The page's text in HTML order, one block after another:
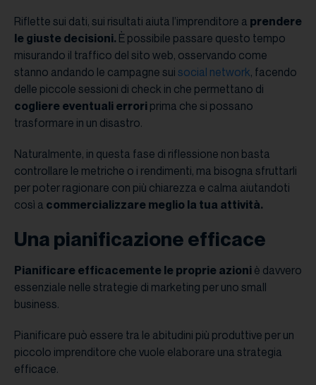
Riflette sui dati, sui risultati aiuta l’imprenditore a prendere
le giuste decisioni. È possibile passare questo tempo
misurando il traffico del sito web, osservando come
stanno andando le campagne sui social network, facendo
delle piccole sessioni di check in che permettano di
cogliere eventuali errori prima che si possano
trasformare in un disastro.
Naturalmente, in questa fase di riflessione non basta
controllare le metriche o i rendimenti, ma bisogna sfruttarli
per poter ragionare con più chiarezza e calma aiutandoti
così a commercializzare meglio la tua attività.
Una pianificazione efficace
Pianificare efficacemente le proprie azioni è davvero
essenziale nelle strategie di marketing per uno small
business.
Pianificare può essere tra le abitudini più produttive per un
piccolo imprenditore che vuole elaborare una strategia
efficace.